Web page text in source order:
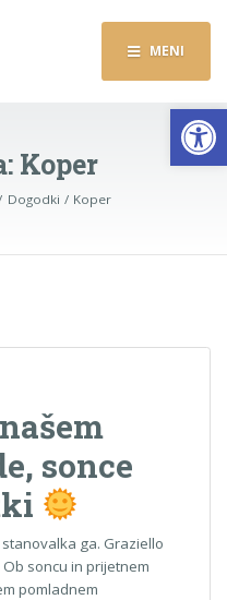
MENI
Koper
Dogodki Koper
sonce
ga. Graziello
soncu in prijetnem
pomladnem